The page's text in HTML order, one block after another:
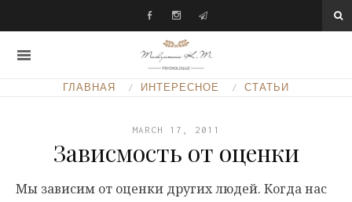
ГЛАВНАЯ ИНТЕРЕСНОЕ СТАТЬИ
MARCH 17, 2011
Зависмость от оценки
Мы зависим от оценки других людей. Когда нас